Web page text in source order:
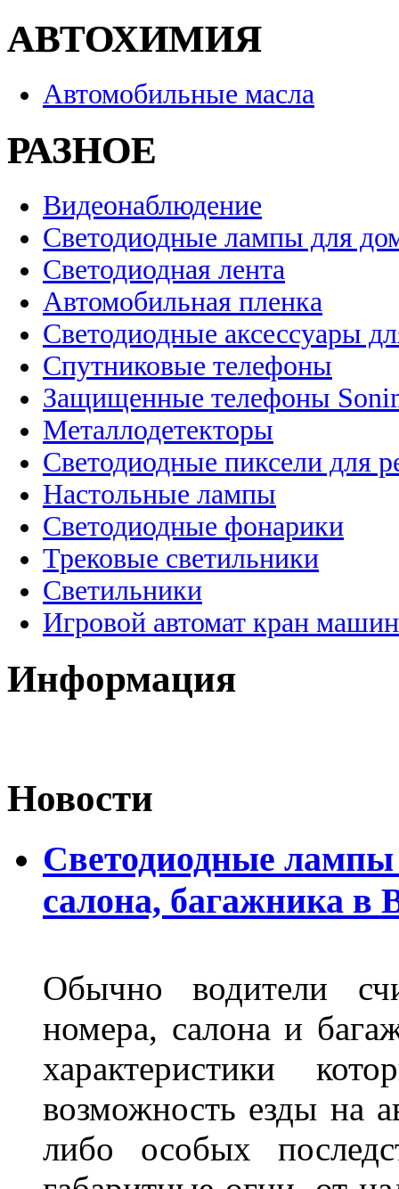
АВТОХИМИЯ
Автомобильные масла
РАЗНОЕ
Видеонаблюдение
Светодиодные лампы для
Светодиодная лента
Автомобильная пленка
Светодиодные аксессуары
Спутниковые телефоны
Защищенные телефоны
Металлодетекторы
Светодиодные пиксели для
Настольные лампы
Светодиодные фонарики
Трековые светильники
Светильники
Игровой автомат кран
Информация
Новости
Светодиодные лампы
салона, багажника в
Обычно водители
номера, салона и
характеристики
возможность езды на
либо особых